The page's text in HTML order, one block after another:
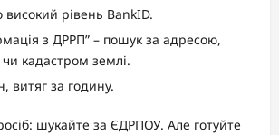
високий рівень BankID.
з ДРРП” – пошук за адресою,
кадастром землі.
витяг за годину.
шукайте за ЄДРПОУ. Але готуйте